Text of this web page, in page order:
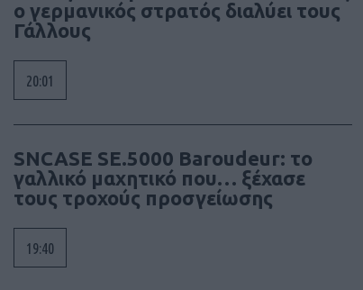
ο γερμανικός στρατός διαλύει τους
Γάλλους
20:01
SNCASE SE.5000 Baroudeur: το
γαλλικό μαχητικό που… ξέχασε
τους τροχούς προσγείωσης
19:40